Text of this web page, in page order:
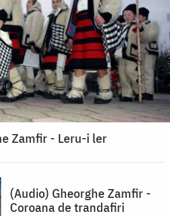
Zamfir - Leru-i ler
(Audio) Gheorghe Zamfir -
Coroana de trandafiri